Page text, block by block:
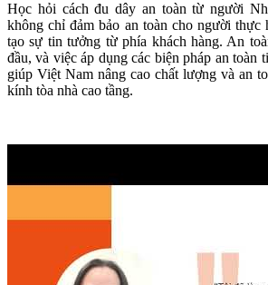
Học hỏi cách đu dây an toàn từ người
không chỉ đảm bảo an toàn cho người thực
tạo sự tin tưởng từ phía khách hàng. An
đầu, và việc áp dụng các biện pháp an toàn
giúp Việt Nam nâng cao chất lượng và an
kính tòa nhà cao tầng.